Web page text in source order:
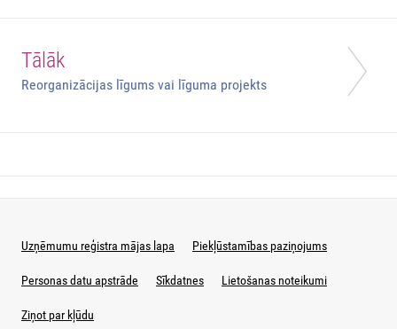
Tālāk
Reorganizācijas līgums vai līguma projekts
Uzņēmumu reģistra mājas lapa Piekļūstamības paziņojums
Personas datu apstrāde Sīkdatnes Lietošanas noteikumi
Ziņot par kļūdu